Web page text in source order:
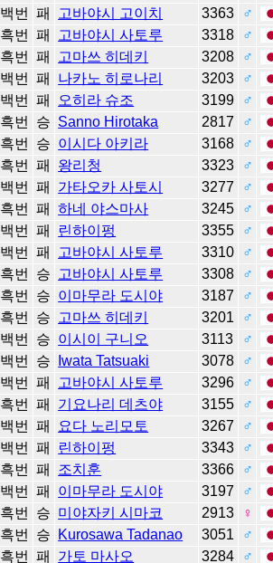
백번 패 고바야시 고이치 3363
♂
흑번 패 고바야시 사토루 3318
♂
흑번 패 고마쓰 히데키 3208
♂
백번 패 나카노 히로나리 3203
♂
백번 패 오히라 슈조 3199
♂
흑번 승 Sanno Hirotaka 2817
♂
흑번 승 이시다 아키라 3168
♂
흑번 패 왕리청 3323
♂
백번 패 가타오카 사토시 3277
♂
흑번 패 하네 야스마사 3245
♂
백번 패 린하이펑 3355
♂
백번 패 고바야시 사토루 3310
♂
흑번 승 고바야시 사토루 3308
♂
흑번 승 이마무라 도시야 3187
♂
흑번 승 고마쓰 히데키 3201
♂
백번 승 이시이 구니오 3113
♂
백번 승 Iwata Tatsuaki 3078
♂
백번 패 고바야시 사토루 3296
♂
흑번 패 기요나리 데츠야 3155
♂
백번 패 요다 노리모토 3267
♂
백번 패 린하이펑 3343
♂
흑번 패 조치훈 3366
♂
백번 패 이마무라 도시야 3197
♂
흑번 승 미야자키 시마코 2913
♀
흑번 승 Kurosawa Tadanao 3051
♂
흑번 패 가토 마사오 3284 ♂